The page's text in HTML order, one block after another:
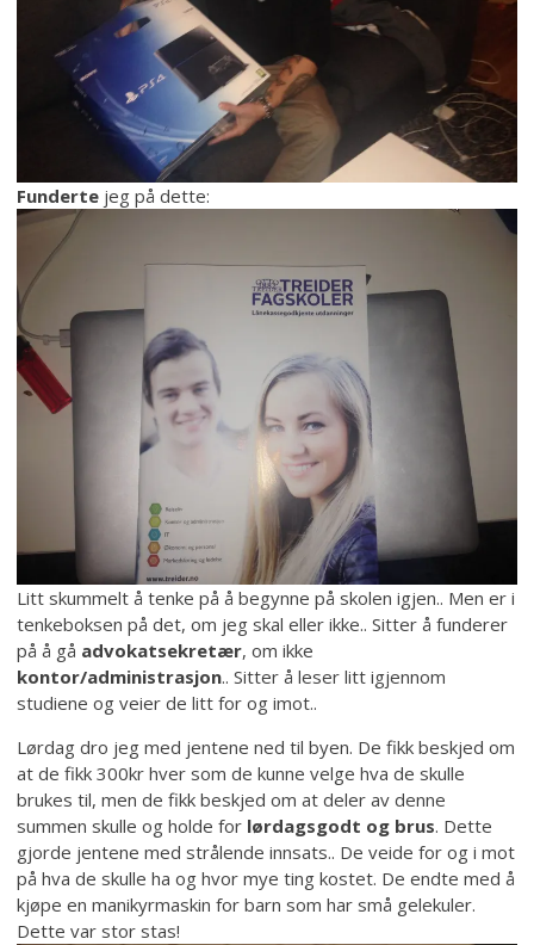
Funderte jeg på dette:
Litt skummelt å tenke på å begynne på skolen igjen.. Men er i
tenkeboksen på det, om jeg skal eller ikke.. Sitter å funderer
på å gå advokatsekretær, om ikke
kontor/administrasjon.. Sitter å leser litt igjennom
studiene og veier de litt for og imot..
Lørdag dro jeg med jentene ned til byen. De fikk beskjed om
at de fikk 300kr hver som de kunne velge hva de skulle
brukes til, men de fikk beskjed om at deler av denne
summen skulle og holde for lørdagsgodt og brus. Dette
gjorde jentene med strålende innsats.. De veide for og i mot
på hva de skulle ha og hvor mye ting kostet. De endte med å
kjøpe en manikyrmaskin for barn som har små gelekuler.
Dette var stor stas!